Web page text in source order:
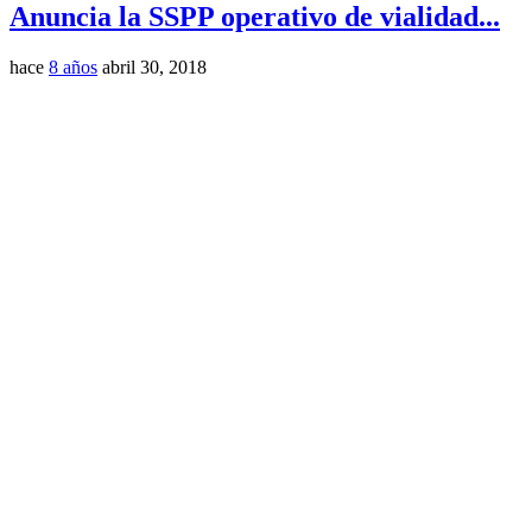
Anuncia la SSPP operativo de vialidad...
hace 8 años abril 30, 2018